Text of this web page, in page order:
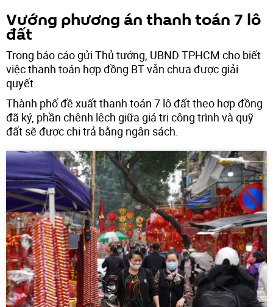
Vướng phương án thanh toán 7 lô
đất
Trong báo cáo gửi Thủ tướng, UBND TPHCM cho biết
việc thanh toán hợp đồng BT vẫn chưa được giải
quyết.
Thành phố đề xuất thanh toán 7 lô đất theo hợp đồng
đã ký, phần chênh lệch giữa giá trị công trình và quỹ
đất sẽ được chi trả bằng ngân sách.